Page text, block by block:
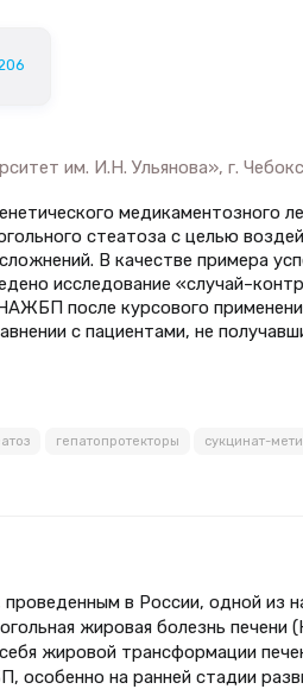
им. И.Н. Ульянова», г.
медикаментозного
стеатоза с целью
В качестве примера
исследование
после курсового
с пациентами, не
гепатопротекторы сукцинат-
в России, одной из
жировая болезнь
жировой трансформации
на ранней стадии